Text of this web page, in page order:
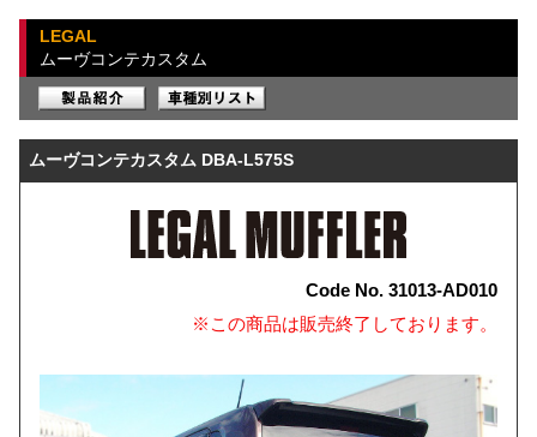
LEGAL
ムーヴコンテカスタム
ムーヴコンテカスタム DBA-L575S
Code No. 31013-AD010
※この商品は販売終了しております。